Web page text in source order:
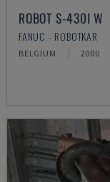
ROBOT S-430I W
FANUC - ROBOTKAR
BELGIUM 2000